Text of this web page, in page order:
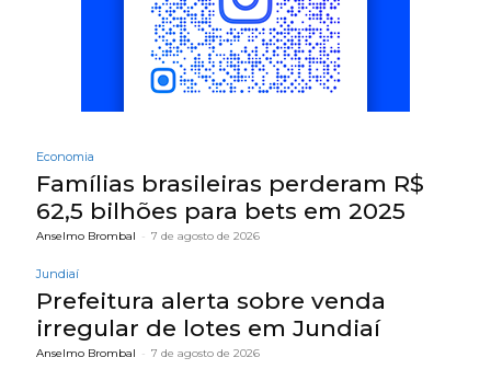
Economia
Famílias brasileiras perderam R$
62,5 bilhões para bets em 2025
Anselmo Brombal - 7 de agosto de 2026
Jundiaí
Prefeitura alerta sobre venda
irregular de lotes em Jundiaí
Anselmo Brombal - 7 de agosto de 2026